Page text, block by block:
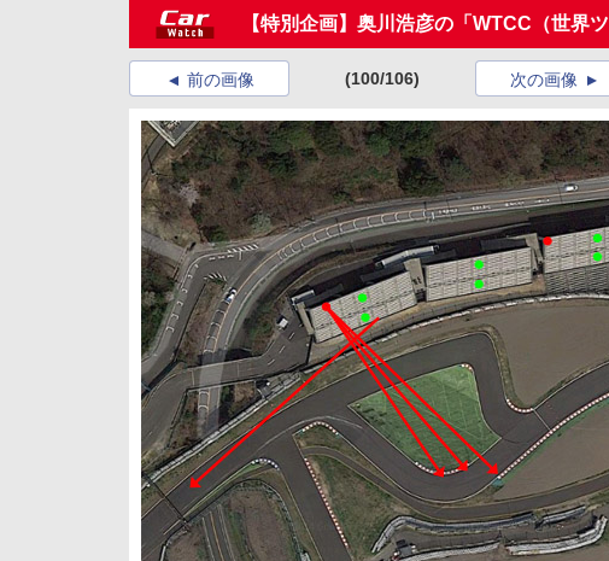
【特別企画】奥川浩彦の「WTCC（世界
前の画像 (100/106) 次の画像